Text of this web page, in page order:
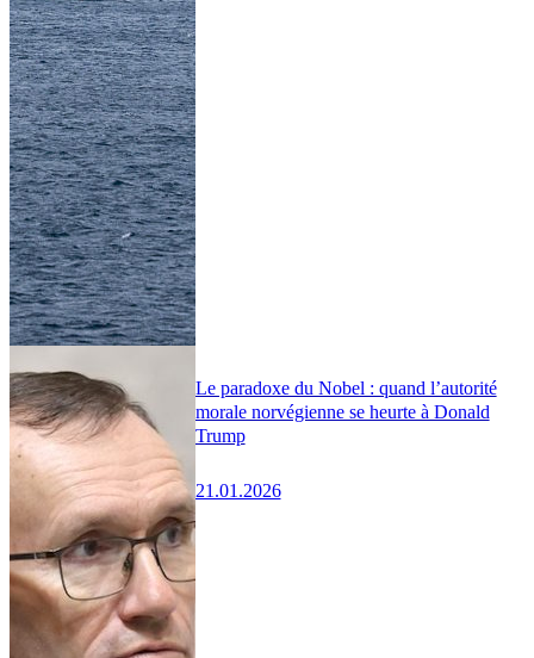
Le paradoxe du Nobel : quand l’autorité
morale norvégienne se heurte à Donald
Trump
21.01.2026